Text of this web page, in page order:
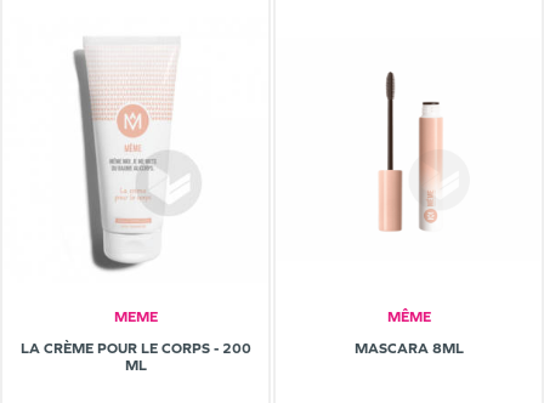
MEME
LA CRÈME POUR LE CORPS - 200
ML
MÊME
MASCARA 8ML